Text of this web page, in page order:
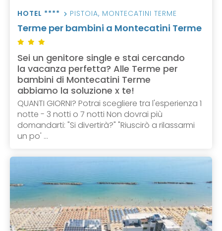
HOTEL **** PISTOIA, MONTECATINI TERME
Terme per bambini a Montecatini Terme
Sei un genitore single e stai cercando
la vacanza perfetta? Alle Terme per
bambini di Montecatini Terme
abbiamo la soluzione x te!
QUANTI GIORNI? Potrai scegliere tra l'esperienza 1
notte - 3 notti o 7 notti Non dovrai più
domandarti: "Si divertirà?" "Riuscirò a rilassarmi
un po' ...